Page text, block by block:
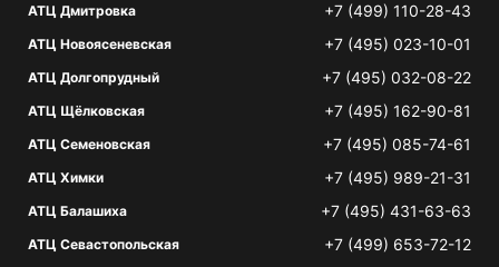
АТЦ Дмитровка +7 (499) 110-28-43
АТЦ Новоясеневская +7 (495) 023-10-01
АТЦ Долгопрудный +7 (495) 032-08-22
АТЦ Щёлковская +7 (495) 162-90-81
АТЦ Семеновская +7 (495) 085-74-61
АТЦ Химки +7 (495) 989-21-31
АТЦ Балашиха +7 (495) 431-63-63
АТЦ Севастопольская +7 (499) 653-72-12